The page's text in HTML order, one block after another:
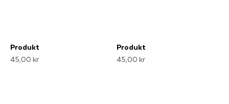
Produkt
45,00 kr
Produkt
45,00 kr